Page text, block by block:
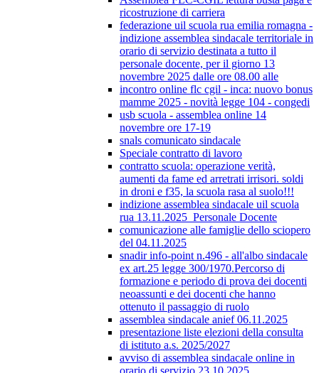
ricostruzione di carriera
federazione uil scuola rua emilia romagna -
indizione assemblea sindacale territoriale in
orario di servizio destinata a tutto il
personale docente, per il giorno 13
novembre 2025 dalle ore 08.00 alle
incontro online flc cgil - inca: nuovo bonus
mamme 2025 - novità legge 104 - congedi
usb scuola - assemblea online 14
novembre ore 17-19
snals comunicato sindacale
Speciale contratto di lavoro
contratto scuola: operazione verità,
aumenti da fame ed arretrati irrisori. soldi
in droni e f35, la scuola rasa al suolo!!!
indizione assemblea sindacale uil scuola
rua 13.11.2025_Personale Docente
comunicazione alle famiglie dello sciopero
del 04.11.2025
snadir info-point n.496 - all'albo sindacale
ex art.25 legge 300/1970.Percorso di
formazione e periodo di prova dei docenti
neoassunti e dei docenti che hanno
ottenuto il passaggio di ruolo
assemblea sindacale anief 06.11.2025
presentazione liste elezioni della consulta
di istituto a.s. 2025/2027
avviso di assemblea sindacale online in